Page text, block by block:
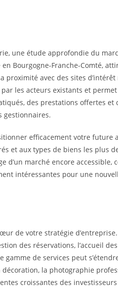
une étude approfondie du
Bourgogne-Franche-Comté,
avec des sites d’intérêt
les acteurs existants et
des prestations offertes et
gestionnaires.
efficacement votre future
et aux types de biens les plus
d’un marché encore accessible,
intéressantes pour une
de votre stratégie
des réservations, l’accueil
gamme de services peut
la photographie
croissantes des